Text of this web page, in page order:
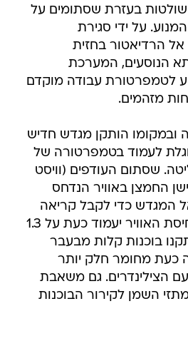
בעזרת שסתומים על
על ידי סגירת
הרדיאטור בחזית
הנוסעים, המערכת
לטמפרטורת עבודה מוקדם
מזהמים.
ובמקומו הותקן מגדש חדיש
לעמוד בטמפרטורה של
שסתום העודפים (וויסט
החמצן באוויר הנדחס
המגדש כדי לקבל קריאה
מדוייקת יותר. לחץ דחיסת האוויר יעמוד כעת על 1.3
בוכנות קלות מבעבר
כעת מחומר חלק יותר
הצילינדרים. גם משאבת
השמן לקירור הבוכנות